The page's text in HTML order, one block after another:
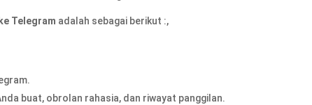
Telegram adalah sebagai berikut :,
buat, obrolan rahasia, dan riwayat panggilan.